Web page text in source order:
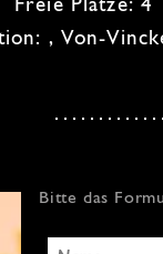
, Von-
Bitte das